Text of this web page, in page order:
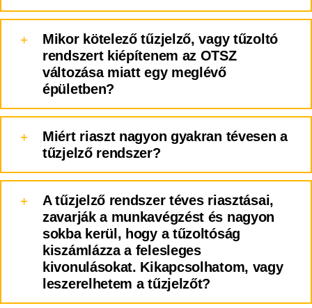
Mikor kötelező tűzjelző, vagy tűzoltó
rendszert kiépítenem az OTSZ
változása miatt egy meglévő
épületben?
Miért riaszt nagyon gyakran tévesen a
tűzjelző rendszer?
A tűzjelző rendszer téves riasztásai,
zavarják a munkavégzést és nagyon
sokba kerül, hogy a tűzoltóság
kiszámlázza a felesleges
kivonulásokat. Kikapcsolhatom, vagy
leszerelhetem a tűzjelzőt?